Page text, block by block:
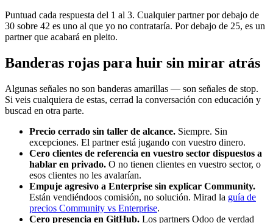
Puntuad cada respuesta del 1 al 3. Cualquier partner por debajo de
30 sobre 42 es uno al que yo no contrataría. Por debajo de 25, es un
partner que acabará en pleito.
Banderas rojas para huir sin mirar atrás
Algunas señales no son banderas amarillas — son señales de stop.
Si veis cualquiera de estas, cerrad la conversación con educación y
buscad en otra parte.
Precio cerrado sin taller de alcance. Siempre. Sin
excepciones. El partner está jugando con vuestro dinero.
Cero clientes de referencia en vuestro sector dispuestos a
hablar en privado. O no tienen clientes en vuestro sector, o
esos clientes no les avalarían.
Empuje agresivo a Enterprise sin explicar Community.
Están vendiéndoos comisión, no solución. Mirad la guía de
precios Community vs Enterprise.
Cero presencia en GitHub. Los partners Odoo de verdad